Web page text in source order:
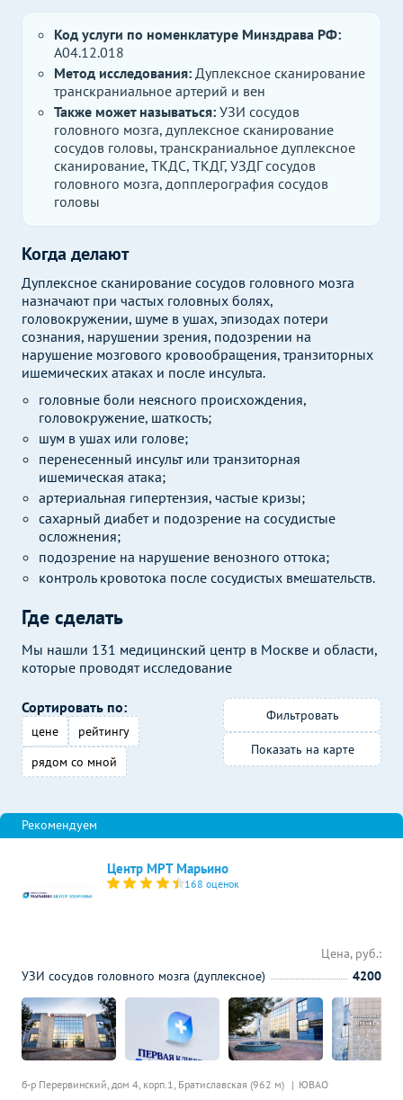
Где сделать
Мы нашли 131 медицинский центр в Москве и области,
которые проводят исследование
Сортировать по:
цене
рейтингу
рядом со мной
Фильтровать
Показать на карте
Код услуги по номенклатуре Минздрава РФ:
A04.12.018
Метод исследования: Дуплексное сканирование
транскраниальное артерий и вен
Также может называться: УЗИ сосудов
головного мозга, дуплексное сканирование
сосудов головы, транскраниальное дуплексное
сканирование, ТКДС, ТКДГ, УЗДГ сосудов
головного мозга, допплерография сосудов
головы
Когда делают
Дуплексное сканирование сосудов головного мозга
назначают при частых головных болях,
головокружении, шуме в ушах, эпизодах потери
сознания, нарушении зрения, подозрении на
нарушение мозгового кровообращения, транзиторных
ишемических атаках и после инсульта.
головные боли неясного происхождения,
головокружение, шаткость;
шум в ушах или голове;
перенесенный инсульт или транзиторная
ишемическая атака;
артериальная гипертензия, частые кризы;
сахарный диабет и подозрение на сосудистые
осложнения;
подозрение на нарушение венозного оттока;
контроль кровотока после сосудистых вмешательств.
Центр МРТ Марьино
168 оценок
б-р Перервинский, дом 4, корп.1, Братиславская (962 м) ЮВАО
Цена, руб.:
УЗИ сосудов головного мозга (дуплексное)
4200